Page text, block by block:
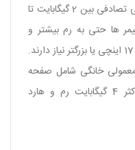
پردازنده های سریعتر و حافظه دسترسی تصادفی بین 2 گیگابایت تا
گیمر ها حتی به رم بیشتر و
پردازنده های سریع تر با صفحه نمایش 17 اینچی یا بزرگتر نیاز دارند.
خانگی شامل صفحه
نمایش 15 اینچی، رایتر DVD، حداکثر 4 گیگابایت رم و هارد